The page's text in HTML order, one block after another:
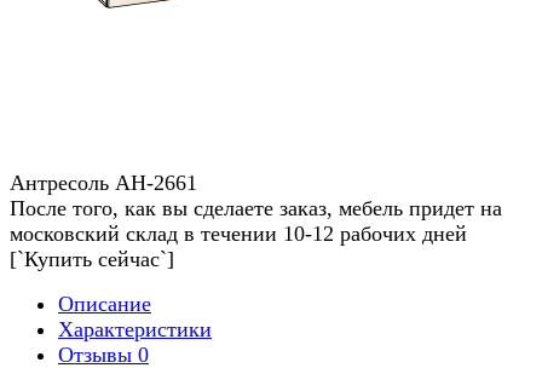
Антресоль АН-2661
После того, как вы сделаете заказ, мебель придет на
московский склад в течении 10-12 рабочих дней
[`Купить сейчас`]
Описание
Характеристики
Отзывы 0